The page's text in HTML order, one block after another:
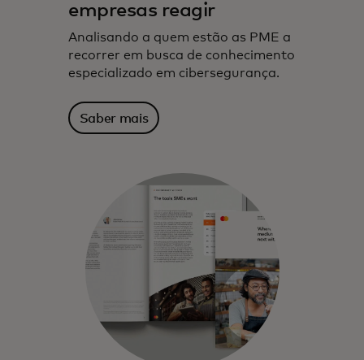
empresas reagir
Analisando a quem estão as PME a
recorrer em busca de conhecimento
especializado em cibersegurança.
Saber mais